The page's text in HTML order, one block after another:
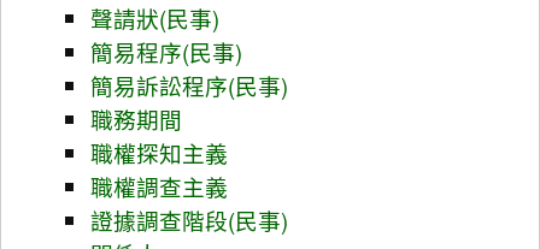
聲請狀(民事)
簡易程序(民事)
簡易訴訟程序(民事)
職務期間
職權探知主義
職權調查主義
證據調查階段(民事)